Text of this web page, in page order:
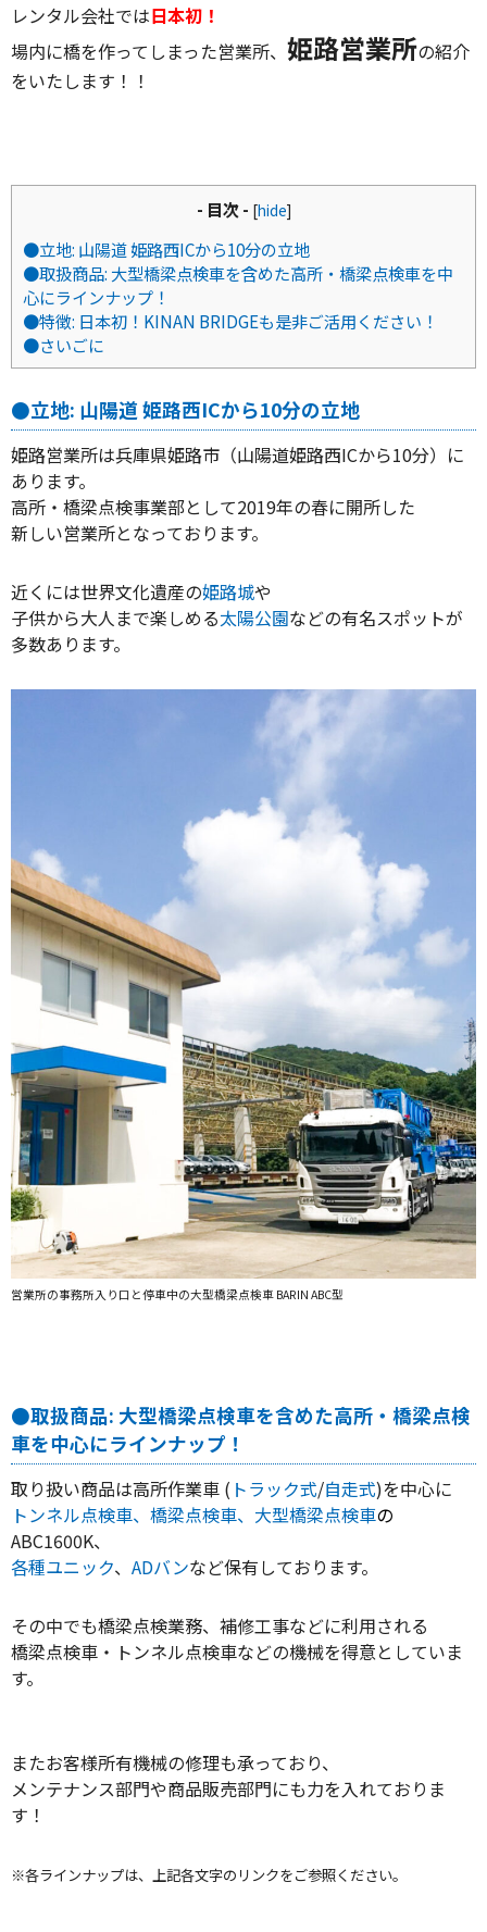
レンタル会社では日本初！
場内に橋を作ってしまった営業所、 姫路営業所の紹介
をいたします！！
- 目次 - [hide]
●立地: 山陽道 姫路西ICから10分の立地
●取扱商品: 大型橋梁点検車を含めた高所・橋梁点検車を中
心にラインナップ！
●特徴: 日本初！KINAN BRIDGEも是非ご活用ください！
●さいごに
●立地: 山陽道 姫路西ICから10分の立地
姫路営業所は兵庫県姫路市（山陽道姫路西ICから10分）に
あります。
高所・橋梁点検事業部として2019年の春に開所した
新しい営業所となっております。
近くには世界文化遺産の姫路城や
子供から大人まで楽しめる太陽公園などの有名スポットが
多数あります。
営業所の事務所入り口と停車中の大型橋梁点検車 BARIN ABC型
●取扱商品: 大型橋梁点検車を含めた高所・橋梁点検
車を中心にラインナップ！
取り扱い商品は高所作業車 ( トラック式/自走式)を中心に
トンネル点検車、橋梁点検車、大型橋梁点検車の
ABC1600K、
各種ユニック、 ADバンなど保有しております。
その中でも橋梁点検業務、補修工事などに利用される
橋梁点検車・トンネル点検車などの機械を得意としていま
す。
またお客様所有機械の修理も承っており、
メンテナンス部門や商品販売部門にも力を入れておりま
す！
※各ラインナップは、上記各文字のリンクをご参照ください。